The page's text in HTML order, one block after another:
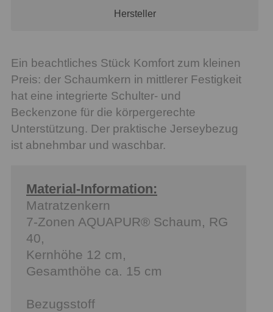
Hersteller
Ein beachtliches Stück Komfort zum kleinen
Preis: der Schaumkern in mittlerer Festigkeit
hat eine integrierte Schulter- und
Beckenzone für die körpergerechte
Unterstützung. Der praktische Jerseybezug
ist abnehmbar und waschbar.
Material-Information:
Matratzenkern
7-Zonen AQUAPUR® Schaum, RG
40,
Kernhöhe 12 cm,
Gesamthöhe ca. 15 cm
Bezugsstoff